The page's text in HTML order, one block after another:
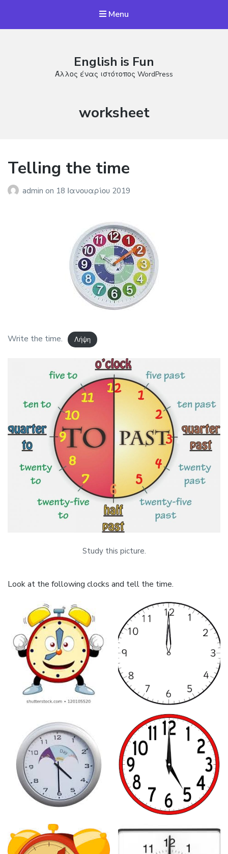
Menu
English is Fun
Άλλος ένας ιστότοπος WordPress
Ετικέτα:
worksheet
Telling the time
admin on 18 Ιανουαρίου 2019
Write the time. Λήψη
Study this picture.
Look at the following clocks and tell the time.